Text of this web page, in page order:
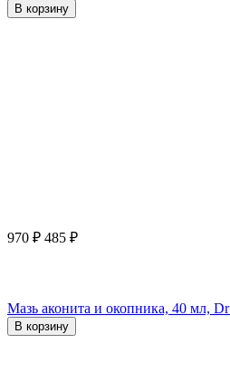
В корзину
970 ₽ 485 ₽
Мазь аконита и окопника, 40 мл,
В корзину